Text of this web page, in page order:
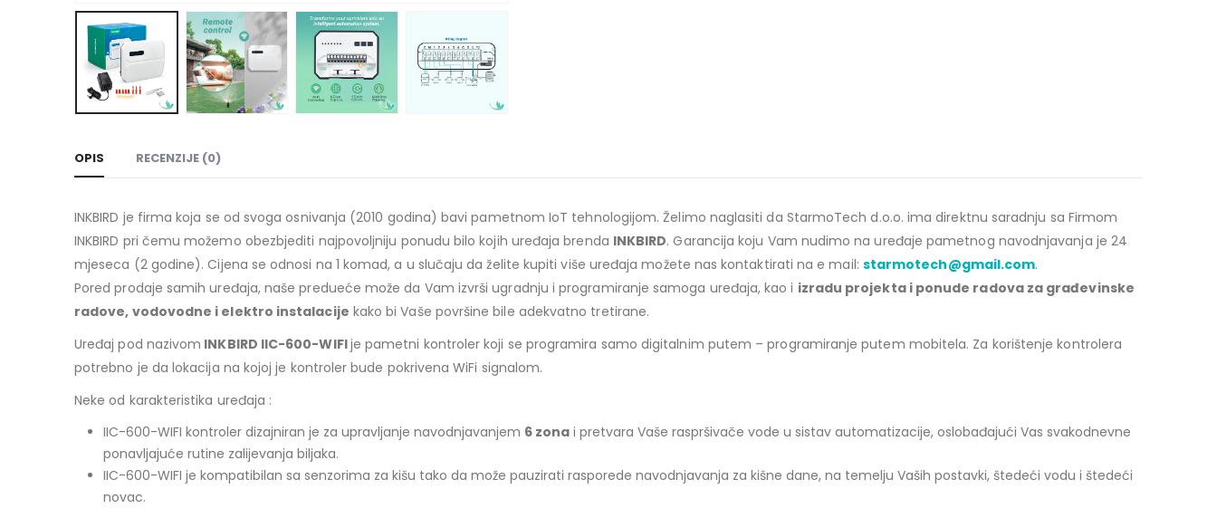
OPIS RECENZIJE (0)
INKBIRD je firma koja se od svoga osnivanja (2010 godina) bavi pametnom IoT tehnologijom. Želimo naglasiti da StarmoTech d.o.o. ima direktnu saradnju sa Firmom
INKBIRD pri čemu možemo obezbjediti najpovoljniju ponudu bilo kojih uređaja brenda INKBIRD. Garancija koju Vam nudimo na uređaje pametnog navodnjavanja je 24
mjeseca (2 godine). Cijena se odnosi na 1 komad, a u slučaju da želite kupiti više uređaja možete nas kontaktirati na e mail: starmotech@gmail.com.
Pored prodaje samih uređaja, naše predueće može da Vam izvrši ugradnju i programiranje samoga uređaja, kao i izradu projekta i ponude radova za građevinske
radove, vodovodne i elektro instalacije kako bi Vaše površine bile adekvatno tretirane.
Uređaj pod nazivom INKBIRD IIC-600-WIFIje pametni kontroler koji se programira samo digitalnim putem – programiranje putem mobitela. Za korištenje kontrolera
potrebno je da lokacija na kojoj je kontroler bude pokrivena WiFi signalom.
Neke od karakteristika uređaja :
IIC-600-WIFI kontroler dizajniran je za upravljanje navodnjavanjem 6 zona i pretvara Vaše raspršivače vode u sistav automatizacije, oslobađajući Vas svakodnevne
ponavljajuće rutine zalijevanja biljaka.
IIC-600-WIFI je kompatibilan sa senzorima za kišu tako da može pauzirati rasporede navodnjavanja za kišne dane, na temelju Vaših postavki, štedeći vodu i štedeći
novac.